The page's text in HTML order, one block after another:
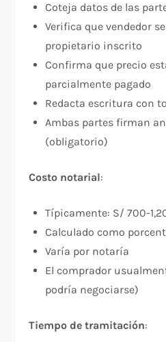
Coteja datos de las
Verifica que vendedor
propietario inscrito
Confirma que precio
parcialmente pagado
Redacta escritura con
Ambas partes firman
(obligatorio)
Costo notarial:​
Típicamente: S/ 700-
Calculado como
Varía por notaría
El comprador
podría negociarse)
Tiempo de tramitación:​